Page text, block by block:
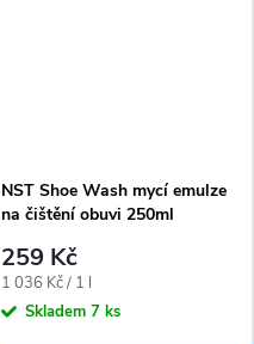
NST Shoe Wash mycí emulze
na čištění obuvi 250ml
259 Kč
Měrná
cena:
1 036 Kč / 1 l
Skladem 7 ks